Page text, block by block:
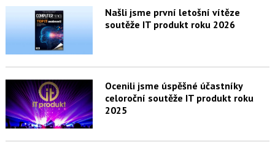
Našli jsme první letošní vítěze
soutěže IT produkt roku 2026
Ocenili jsme úspěšné účastníky
celoroční soutěže IT produkt roku
2025